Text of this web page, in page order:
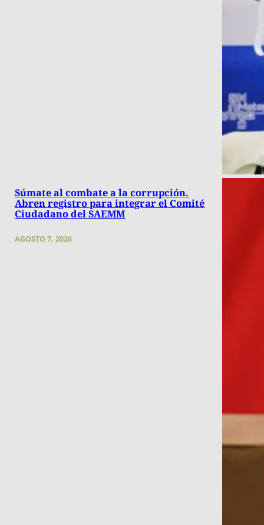
Súmate al combate a la corrupción.
Abren registro para integrar el Comité
Ciudadano del SAEMM
AGOSTO 7, 2026